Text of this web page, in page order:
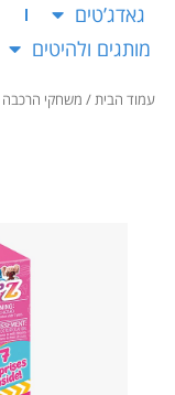
גאדג’טים
מותגים ולהיטים
עמוד הבית/ משחקי הרכבה